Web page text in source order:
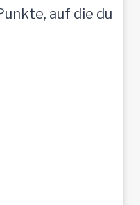
auf die du